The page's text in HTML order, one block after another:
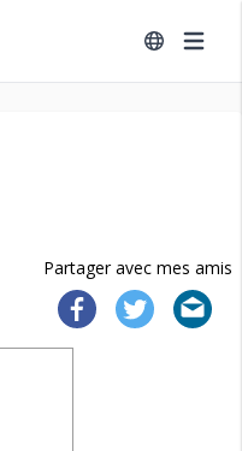
Partager avec mes amis